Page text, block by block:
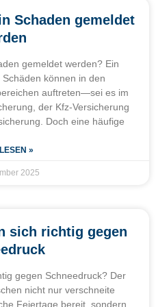
Schaden gemeldet
gemeldet werden? Ein
können in den
auftreten—sei es im
der Kfz-Versicherung
Doch eine häufige
»
2025
sich richtig gegen
gegen Schneedruck? Der
nicht nur verschneite
Feiertage bereit, sondern